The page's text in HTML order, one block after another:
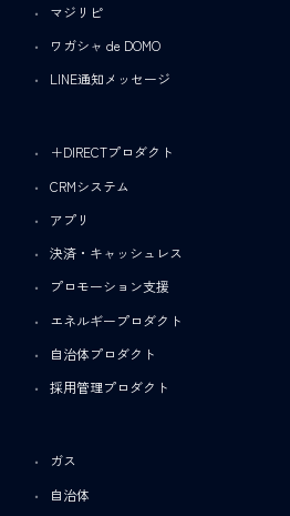
マジリピ
ワガシャ de DOMO
LINE通知メッセージ
＋DIRECTプロダクト
CRMシステム
アプリ
決済・キャッシュレス
プロモーション支援
エネルギープロダクト
自治体プロダクト
採用管理プロダクト
ガス
自治体